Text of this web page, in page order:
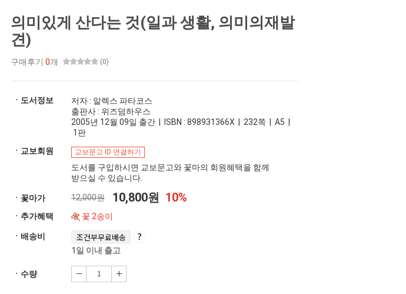
의미있게 산다는 것(일과 생활, 의미의재발
견)
구매후기 0개 (0)
ㆍ도서정보
저자 : 알렉스 파타코스
출판사 : 위즈덤하우스
2005년 12월 09일 출간 | ISBN : 898931366X | 232쪽 | A5 |
1판
ㆍ교보회원
교보문고 ID 연결하기
도서를 구입하시면 교보문고와 꽃마의 회원혜택을 함께
받으실 수 있습니다.
ㆍ꽃마가 12,000원 10,800원 10%
ㆍ추가혜택 꽃 2송이
ㆍ배송비 조건부무료배송
1일 이내 출고
ㆍ수량